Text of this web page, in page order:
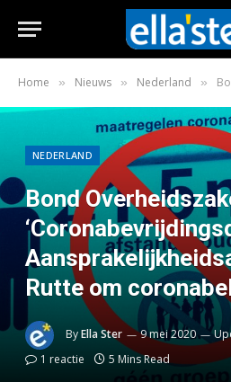
Home » Nieuws » Nederland » Bond
NEDERLAND
Bond
Rutte om
ByElla Ster 9 mei 2020
1 reactie
5 Mins Read